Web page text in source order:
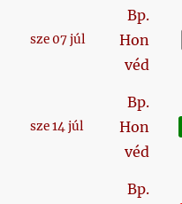
sze 07 júl
Bp.
Hon
véd
sze 14 júl
Bp.
Hon
véd
Bp.